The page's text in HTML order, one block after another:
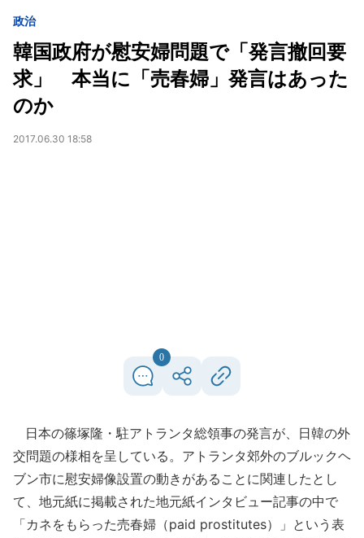
政治
韓国政府が慰安婦問題で「発言撤回要
求」 本当に「売春婦」発言はあった
のか
2017.06.30 18:58
0
日本の篠塚隆・駐アトランタ総領事の発言が、日韓の外
交問題の様相を呈している。アトランタ郊外のブルックヘ
ブン市に慰安婦像設置の動きがあることに関連したとし
て、地元紙に掲載された地元紙インタビュー記事の中で
「カネをもらった売春婦（paid prostitutes）」という表